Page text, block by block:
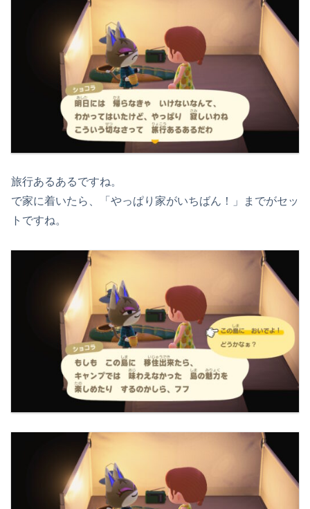
旅行あるあるですね。
で家に着いたら、「やっぱり家がいちばん！」までがセッ
トですね。